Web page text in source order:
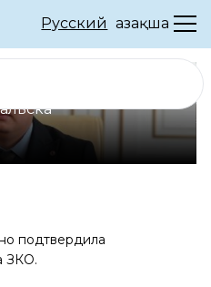
Русский Қазақша
подтвердила
ЗКО.